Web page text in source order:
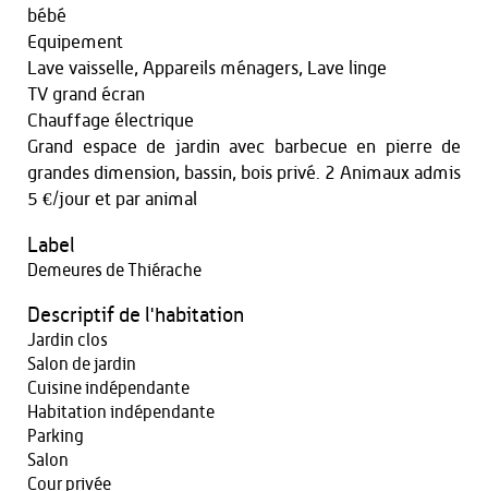
bébé
Equipement
Lave vaisselle, Appareils ménagers, Lave linge
TV grand écran
Chauffage électrique
Grand espace de jardin avec barbecue en pierre de
grandes dimension, bassin, bois privé. 2 Animaux admis
5 €/jour et par animal
Label
Demeures de Thiérache
Descriptif de l'habitation
Jardin clos
Salon de jardin
Cuisine indépendante
Habitation indépendante
Parking
Salon
Cour privée